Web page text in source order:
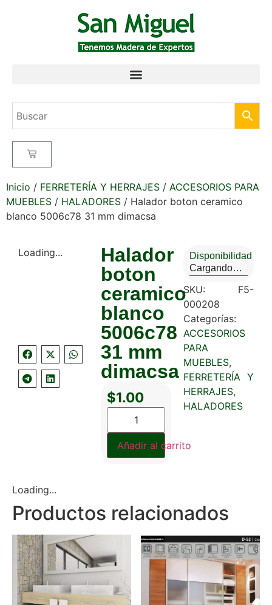
Inicio / FERRETERÍA Y HERRAJES / ACCESORIOS PARA
MUEBLES / HALADORES / Halador boton ceramico
blanco 5006c78 31 mm dimacsa
Loading...
Halador
boton
ceramico
blanco
5006c78
31 mm
dimacsa
$1.00
Añadir al carrito
Disponibilidad
Cargando…
SKU: F5-
000208
Categorías:
ACCESORIOS
PARA
MUEBLES,
FERRETERÍA Y
HERRAJES,
HALADORES
Loading...
Productos relacionados